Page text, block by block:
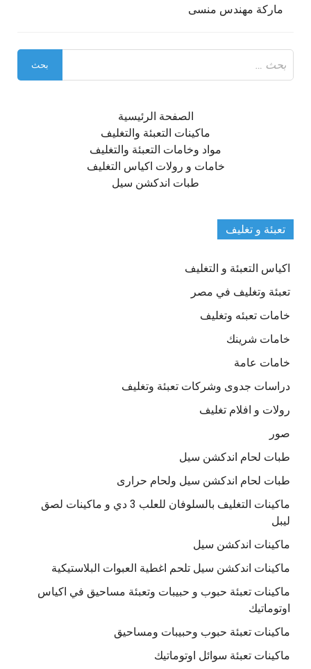
ماركة مهندس منسى
عن:
الصفحة الرئيسية
ماكينات التعبئة والتغليف
مواد وخامات التعبئة والتغليف
خامات و رولات اكياس التغليف
طبات اندكشن سيل
تعبئة و تغليف
اكياس التعبئة و التغليف
تعبئة وتغليف في مصر
خامات تعبئه وتغليف
خامات شرينك
خامات عامة
دراسات جدوى وشركات تعبئة وتغليف
رولات و افلام تغليف
صور
طبات لحام اندكشن سيل
طبات لحام اندكشن سيل ولحام حرارى
ماكينات التغليف بالسلوفان للعلب 3 دي و ماكينات لصق
ليبل
ماكينات اندكشن سيل
ماكينات اندكشن سيل تلحم اغطية العبوات البلاستيكية
ماكينات تعبئة حبوب و حبيبات وتعبئة مساحيق في اكياس
اوتوماتيك
ماكينات تعبئة حبوب وحبيبات ومساحيق
ماكينات تعبئة سوائل اوتوماتيك